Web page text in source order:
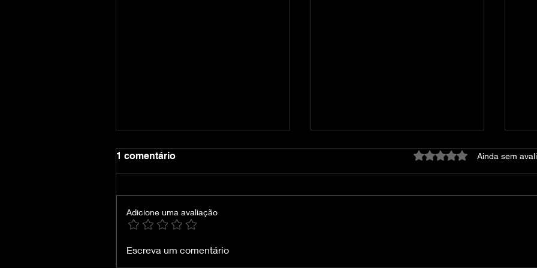
Warhammer 40000 Space
1 comentário Avaliado com 0 de 5
Ainda sem
Adicione uma avaliação
Escreva um comentário